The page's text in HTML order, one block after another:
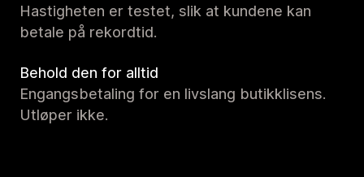
Hastigheten er testet, slik at kundene kan
betale på rekordtid.
Behold den for alltid
Engangsbetaling for en livslang butikklisens.
Utløper ikke.